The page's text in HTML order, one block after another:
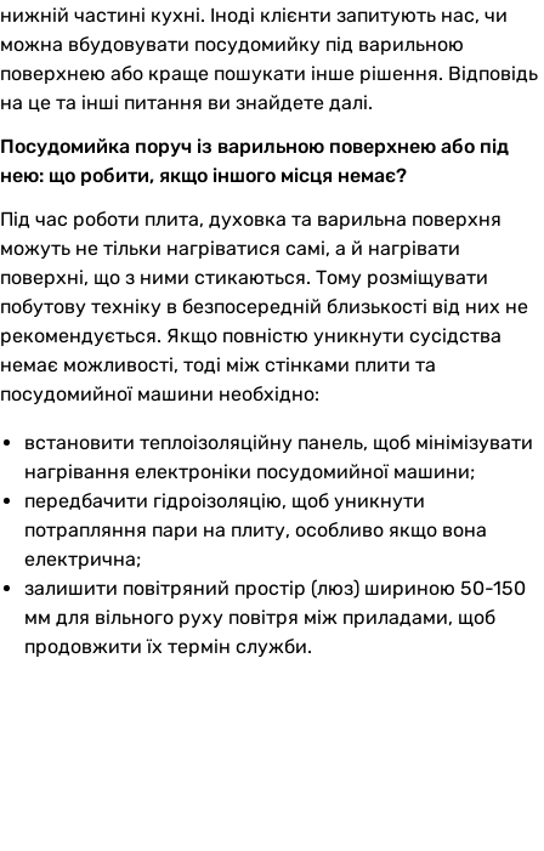
нижній частині кухні. Іноді клієнти запитують нас, чи
можна вбудовувати посудомийку під варильною
поверхнею або краще пошукати інше рішення. Відповідь
на це та інші питання ви знайдете далі.
Посудомийка поруч із варильною поверхнею або під
нею: що робити, якщо іншого місця немає?
Під час роботи плита, духовка та варильна поверхня
можуть не тільки нагріватися самі, а й нагрівати
поверхні, що з ними стикаються. Тому розміщувати
побутову техніку в безпосередній близькості від них не
рекомендується. Якщо повністю уникнути сусідства
немає можливості, тоді між стінками плити та
посудомийної машини необхідно:
встановити теплоізоляційну панель, щоб мінімізувати
нагрівання електроніки посудомийної машини;
передбачити гідроізоляцію, щоб уникнути
потрапляння пари на плиту, особливо якщо вона
електрична;
залишити повітряний простір (люз) шириною 50-150
мм для вільного руху повітря між приладами, щоб
продовжити їх термін служби.